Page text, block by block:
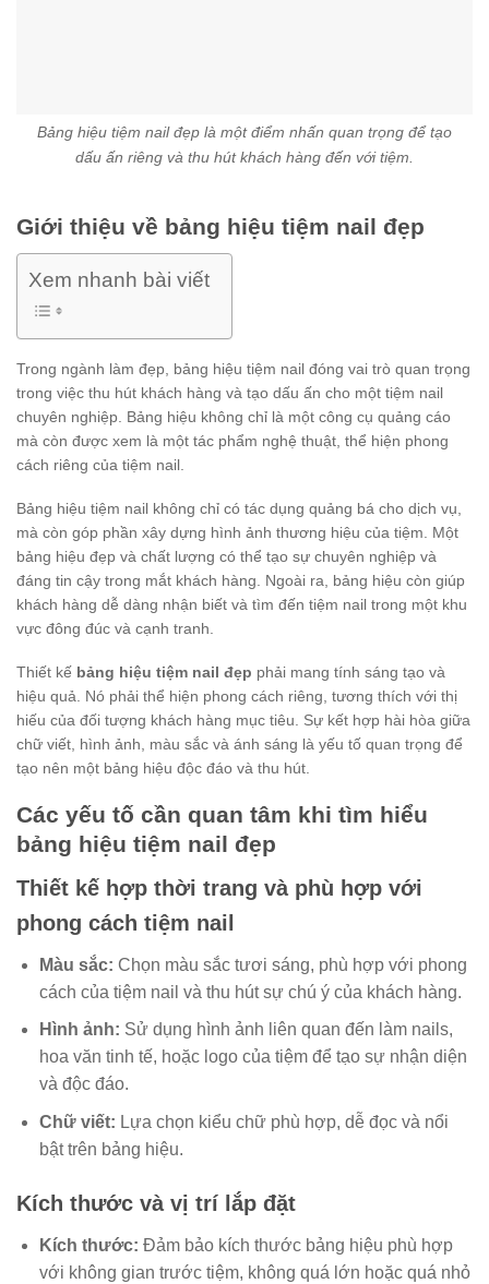
Bảng hiệu tiệm nail đẹp là một điểm nhấn quan trọng để tạo
dấu ấn riêng và thu hút khách hàng đến với tiệm.
Giới thiệu về bảng hiệu tiệm nail đẹp
Xem nhanh bài viết
Trong ngành làm đẹp, bảng hiệu tiệm nail đóng vai trò quan trọng
trong việc thu hút khách hàng và tạo dấu ấn cho một tiệm nail
chuyên nghiệp. Bảng hiệu không chỉ là một công cụ quảng cáo
mà còn được xem là một tác phẩm nghệ thuật, thể hiện phong
cách riêng của tiệm nail.
Bảng hiệu tiệm nail không chỉ có tác dụng quảng bá cho dịch vụ,
mà còn góp phần xây dựng hình ảnh thương hiệu của tiệm. Một
bảng hiệu đẹp và chất lượng có thể tạo sự chuyên nghiệp và
đáng tin cậy trong mắt khách hàng. Ngoài ra, bảng hiệu còn giúp
khách hàng dễ dàng nhận biết và tìm đến tiệm nail trong một khu
vực đông đúc và cạnh tranh.
Thiết kế bảng hiệu tiệm nail đẹp phải mang tính sáng tạo và
hiệu quả. Nó phải thể hiện phong cách riêng, tương thích với thị
hiếu của đối tượng khách hàng mục tiêu. Sự kết hợp hài hòa giữa
chữ viết, hình ảnh, màu sắc và ánh sáng là yếu tố quan trọng để
tạo nên một bảng hiệu độc đáo và thu hút.
Các yếu tố cần quan tâm khi tìm hiểu
bảng hiệu tiệm nail đẹp
Thiết kế hợp thời trang và phù hợp với
phong cách tiệm nail
Màu sắc: Chọn màu sắc tươi sáng, phù hợp với phong
cách của tiệm nail và thu hút sự chú ý của khách hàng.
Hình ảnh: Sử dụng hình ảnh liên quan đến làm nails,
hoa văn tinh tế, hoặc logo của tiệm để tạo sự nhận diện
và độc đáo.
Chữ viết: Lựa chọn kiểu chữ phù hợp, dễ đọc và nổi
bật trên bảng hiệu.
Kích thước và vị trí lắp đặt
Kích thước: Đảm bảo kích thước bảng hiệu phù hợp
với không gian trước tiệm, không quá lớn hoặc quá nhỏ